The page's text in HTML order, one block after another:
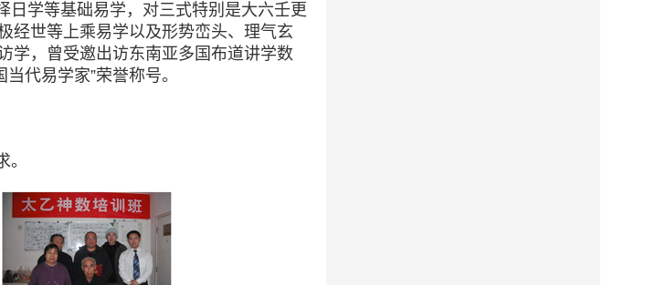
学等基础易学，对三式特别是大六壬更
经世等上乘易学以及形势峦头、理气玄
学，曾受邀出访东南亚多国布道讲学数
代易学家”荣誉称号。